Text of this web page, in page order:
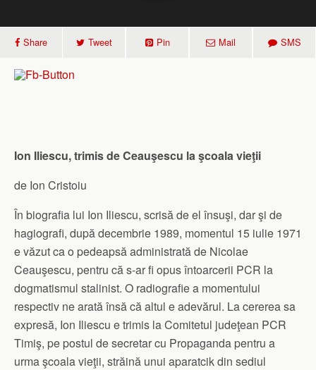
Share Tweet Pin Mail SMS
Ion Iliescu, trimis de Ceauşescu la şcoala vieţii
de Ion Cristoiu
În biografia lui Ion Iliescu, scrisă de el însuşi, dar şi de
hagiografi, după decembrie 1989, momentul 15 iulie 1971
e văzut ca o pedeapsă administrată de Nicolae
Ceauşescu, pentru că s-ar fi opus întoarcerii PCR la
dogmatismul stalinist. O radiografie a momentului
respectiv ne arată însă că altul e adevărul. La cererea sa
expresă, Ion Iliescu e trimis la Comitetul judeţean PCR
Timiş, pe postul de secretar cu Propaganda pentru a
urma şcoala vieţii, străină unui aparatcik din sediul